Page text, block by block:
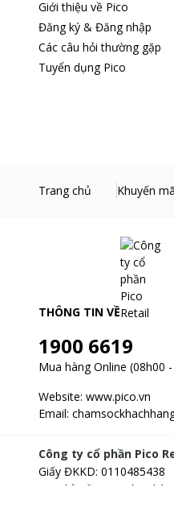
HSC24TMU được trang
Lưới lọc này không
Nhờ đó, người dùng
Giới thiệu về Pico
Đăng ký & Đăng nhập
Các câu hỏi thường gặp
Tuyển dụng Pico
Trang chủ Khuyến
THÔNG TIN VỀ
1900 6619
Mua hàng Online (08h00
Website: www.pico.vn
Email:
Công ty cổ phần Pico
Giấy ĐKKD: 0110485438
Địa chỉ
Tầng 3, Tòa